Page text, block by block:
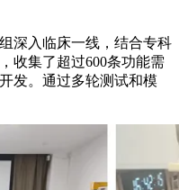
深入临床一线，结合专科
收集了超过600条功能需
发。通过多轮测试和模